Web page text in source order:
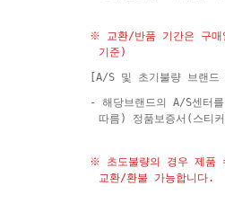
※ 교환/반품 기간은 구매
기준)
[A/S 및 초기불량 브랜드
- 해당브랜드의 A/S센터
따름) 정품보증서(스티
※ 초도불량의 경우 제품
교환/환불 가능합니다.